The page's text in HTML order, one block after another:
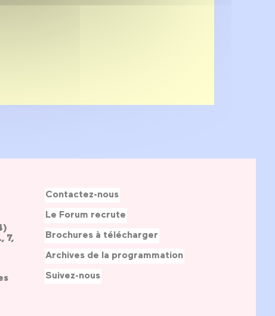
7,
Contactez-nous
Le Forum recrute
Brochures à télécharger
Archives de la programmation
Suivez-nous